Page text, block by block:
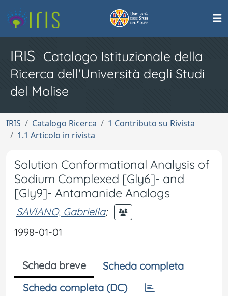
IRIS Catalogo Istituzionale della
Ricerca dell'Università degli Studi
del Molise
IRIS Catalogo Ricerca
1 Contributo su Rivista
1.1 Articolo in rivista
Solution Conformational Analysis of
Sodium Complexed [Gly6]- and
[Gly9]- Antamanide Analogs
SAVIANO, Gabriella;
1998-01-01
Scheda breve
Scheda completa
Scheda completa (DC)